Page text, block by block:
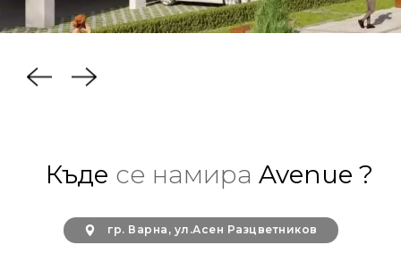
Къде се намира Avenue ?
гр. Варна, ул.Асен Разцветников